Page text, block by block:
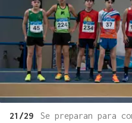
21/29
Se preparan para